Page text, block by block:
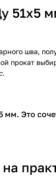
51х5
шва,
прокат
.
Это